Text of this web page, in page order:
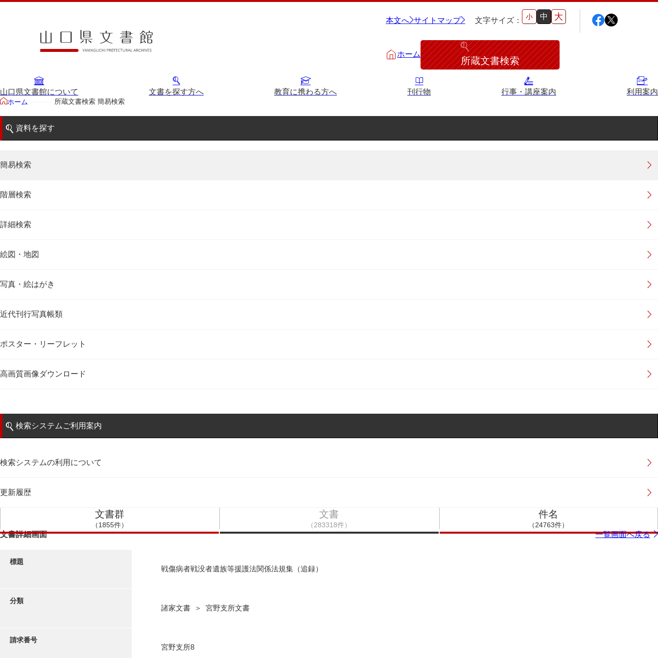
本文へ サイトマップ 文字サイズ： 小 中 大
ホーム
所蔵文書検索
山口県文書館について 文書を探す方へ 教育に携わる方へ 刊行物 行事・講座案内 利用案内
ホーム 所蔵文書検索 簡易検索
資料を探す
簡易検索
階層検索
詳細検索
絵図・地図
写真・絵はがき
近代刊行写真帳類
ポスター・リーフレット
高画質画像ダウンロード
検索システムご利用案内
検索システムの利用について
更新履歴
文書群
（1855件）
文書
（283318件）
件名
（24763件）
文書詳細画面 一覧画面へ戻る
標題
戦傷病者戦没者遺族等援護法関係法規集（追録）
分類
諸家文書 ＞ 宮野支所文書
請求番号
宮野支所8